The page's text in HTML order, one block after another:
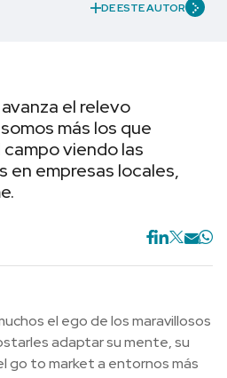
DE ESTE AUTOR
el relevo
más los que
viendo las
en empresas locales,
el ego de los maravillosos
adaptar su mente, su
go to market a entornos más